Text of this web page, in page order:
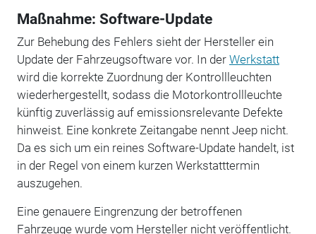
Maßnahme: Software-Update
Zur Behebung des Fehlers sieht der Hersteller ein
Update der Fahrzeugsoftware vor. In der Werkstatt
wird die korrekte Zuordnung der Kontrollleuchten
wiederhergestellt, sodass die Motorkontrollleuchte
künftig zuverlässig auf emissionsrelevante Defekte
hinweist. Eine konkrete Zeitangabe nennt Jeep nicht.
Da es sich um ein reines Software-Update handelt, ist
in der Regel von einem kurzen Werkstatttermin
auszugehen.
Eine genauere Eingrenzung der betroffenen
Fahrzeuge wurde vom Hersteller nicht veröffentlicht.